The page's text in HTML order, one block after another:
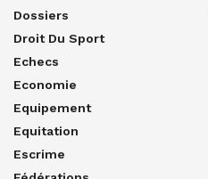
Dossiers
Droit Du Sport
Echecs
Economie
Equipement
Equitation
Escrime